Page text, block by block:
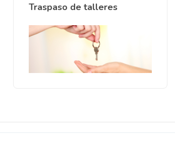
Traspaso de talleres